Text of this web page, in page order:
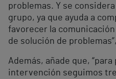
problemas. Y se
grupo, ya que ayuda a
favorecer la
de solución de
Además, añade que,
intervención seguimos